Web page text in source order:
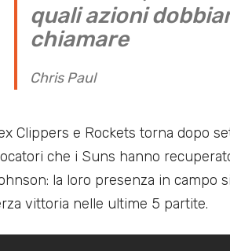
quali azioni
chiamare
Chris Paul
Clippers e Rockets torna dopo
che i Suns hanno
la loro presenza in campo
vittoria nelle ultime 5 partite.